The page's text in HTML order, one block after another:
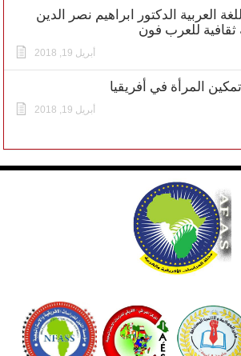
العربية الدكتور ابراهيم نصر الدين
ثقافية للعرب فون
أبريل 19, 2018
المرأة في أفريقيا
أبريل 19, 2018